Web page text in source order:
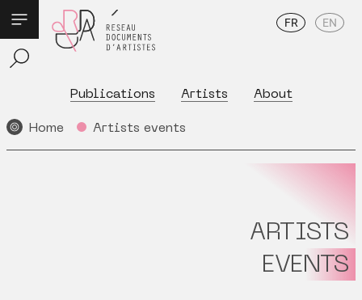
Publications Artists About
FR EN
Home Artists events
ARTISTS
EVENTS